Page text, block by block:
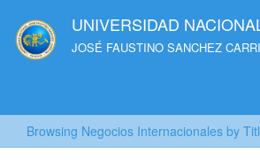
UNIVERSIDAD
JOSÉ FAUSTINO SANCHEZ
Browsing Negocios Internacionales by